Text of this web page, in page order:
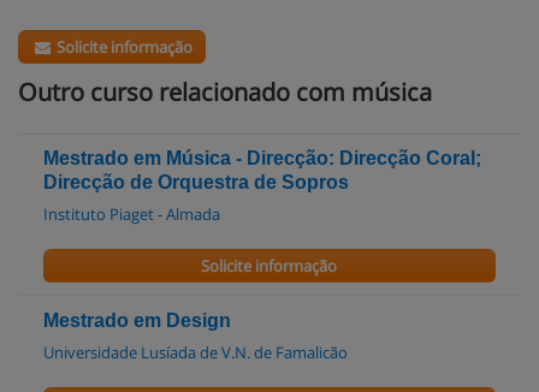
Solicite informação
Outro curso relacionado com música
Mestrado em Música - Direcção: Direcção Coral;
Direcção de Orquestra de Sopros
Instituto Piaget - Almada
Solicite informação
Mestrado em Design
Universidade Lusíada de V.N. de Famalicão